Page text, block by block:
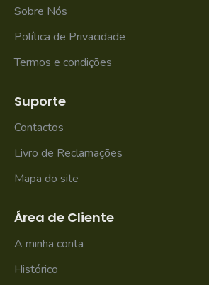
Sobre Nós
Política de Privacidade
Termos e condições
Suporte
Contactos
Livro de Reclamações
Mapa do site
Área de Cliente
A minha conta
Histórico